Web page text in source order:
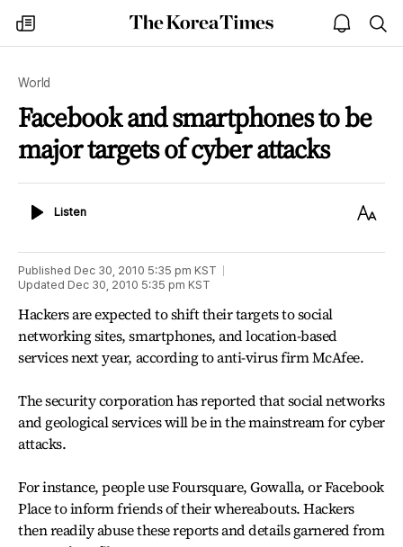
my
times
The
Korea
open
notice
World
Facebook and smartphones to be
major targets of cyber attacks
ListenListen
Text
Published Dec 30, 2010 5:35 pm KST
Updated Dec 30, 2010 5:35 pm KST
Hackers are expected to shift their targets to social
networking sites, smartphones, and location-based
services next year, according to anti-virus firm McAfee.
The security corporation has reported that social networks
and geological services will be in the mainstream for cyber
attacks.
For instance, people use Foursquare, Gowalla, or Facebook
Place to inform friends of their whereabouts. Hackers
then readily abuse these reports and details garnered from